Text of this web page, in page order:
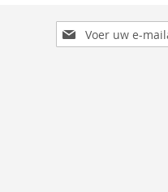
Abonneer
u